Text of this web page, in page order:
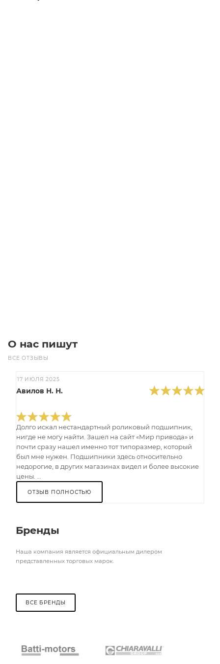
О нас пишут
ВСЕ ОТЗЫВЫ
17 ИЮЛЯ 2025
Авилов Н. Н.
Долго искал нестандартный роликовый подшипник,
нигде не могу найти. Зашел на сайт «Мир привода» и
почти сразу нашел именно тот типоразмер, который
был мне нужен. Подшипники здесь относительно
недорогие, в других магазинах видел и более высокие
цены. ...
ОТЗЫВ ПОЛНОСТЬЮ
Бренды
Наша компания является официальным дилером
представленных торговых марок.
ВСЕ БРЕНДЫ